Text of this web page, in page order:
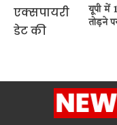
यूपी में
तोड़ने